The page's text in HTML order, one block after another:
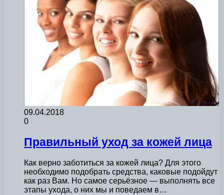
09.04.2018
0
Правильный уход за кожей лица
Как верно заботиться за кожей лица? Для этого
необходимо подобрать средства, каковые подойдут
как раз Вам. Но самое серьёзное — выполнять все
этапы ухода, о них мы и поведаем в…